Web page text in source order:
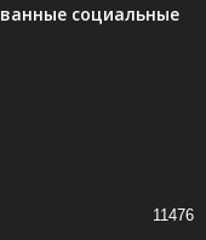
социальные
11476